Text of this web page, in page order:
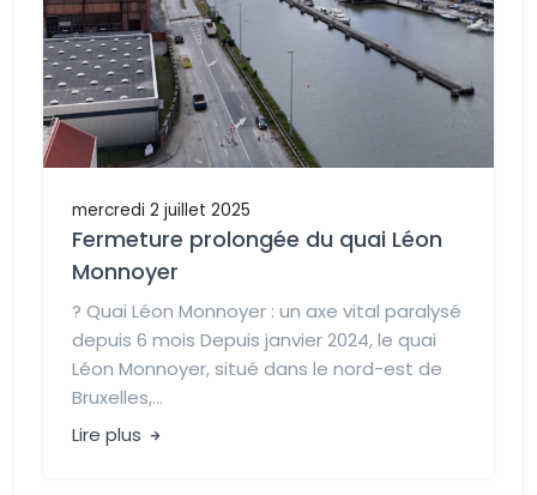
mercredi 2 juillet 2025
Fermeture prolongée du quai Léon
Monnoyer
? Quai Léon Monnoyer : un axe vital paralysé
depuis 6 mois Depuis janvier 2024, le quai
Léon Monnoyer, situé dans le nord-est de
Bruxelles,...
Lire plus